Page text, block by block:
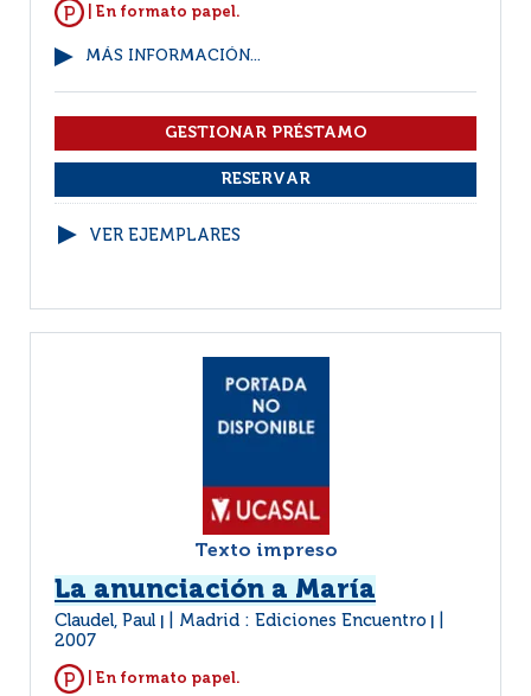
| En formato papel.
MÁS INFORMACIÓN...
VER EJEMPLARES
Texto impreso
La anunciación a María
Claudel, Paul Madrid : Ediciones Encuentro
2007
| En formato papel.